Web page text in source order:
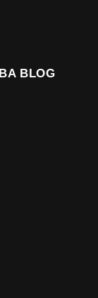
BLOG